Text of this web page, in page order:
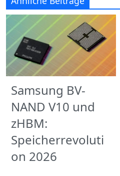
Samsung BV-
NAND V10 und
zHBM:
Speicherrevoluti
on 2026